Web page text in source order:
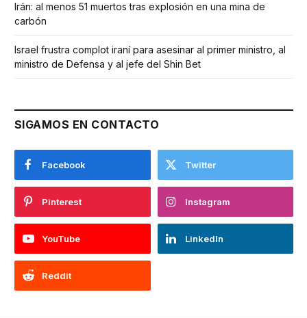
Irán: al menos 51 muertos tras explosión en una mina de
carbón
Israel frustra complot iraní para asesinar al primer ministro, al
ministro de Defensa y al jefe del Shin Bet
SIGAMOS EN CONTACTO
Facebook Twitter
Pinterest Instagram
YouTube LinkedIn
Reddit